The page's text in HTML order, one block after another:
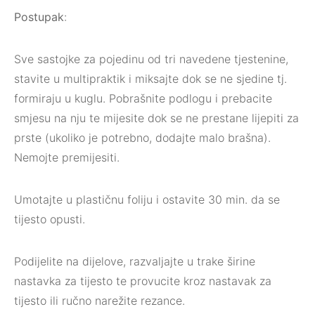
Postupak:
Sve sastojke za pojedinu od tri navedene tjestenine,
stavite u multipraktik i miksajte dok se ne sjedine tj.
formiraju u kuglu. Pobrašnite podlogu i prebacite
smjesu na nju te mijesite dok se ne prestane lijepiti za
prste (ukoliko je potrebno, dodajte malo brašna).
Nemojte premijesiti.
Umotajte u plastičnu foliju i ostavite 30 min. da se
tijesto opusti.
Podijelite na dijelove, razvaljajte u trake širine
nastavka za tijesto te provucite kroz nastavak za
tijesto ili ručno narežite rezance.